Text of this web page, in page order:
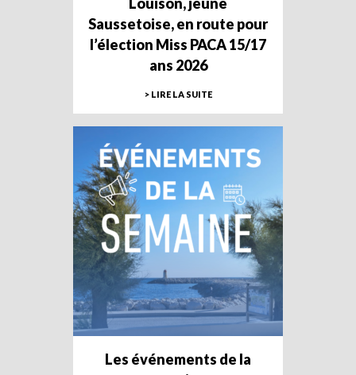
Saussetoise, en route pour
l’élection Miss PACA 15/17
ans 2026
> LIRE LA SUITE
Les événements de la